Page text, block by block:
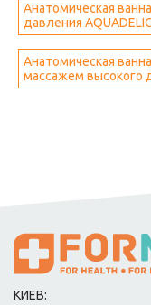
Анатомическая
давления
Анатомическая
массажем высокого
КИЕВ: